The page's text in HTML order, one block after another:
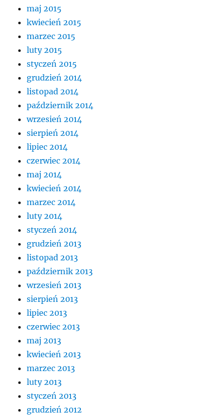
maj 2015
kwiecień 2015
marzec 2015
luty 2015
styczeń 2015
grudzień 2014
listopad 2014
październik 2014
wrzesień 2014
sierpień 2014
lipiec 2014
czerwiec 2014
maj 2014
kwiecień 2014
marzec 2014
luty 2014
styczeń 2014
grudzień 2013
listopad 2013
październik 2013
wrzesień 2013
sierpień 2013
lipiec 2013
czerwiec 2013
maj 2013
kwiecień 2013
marzec 2013
luty 2013
styczeń 2013
grudzień 2012